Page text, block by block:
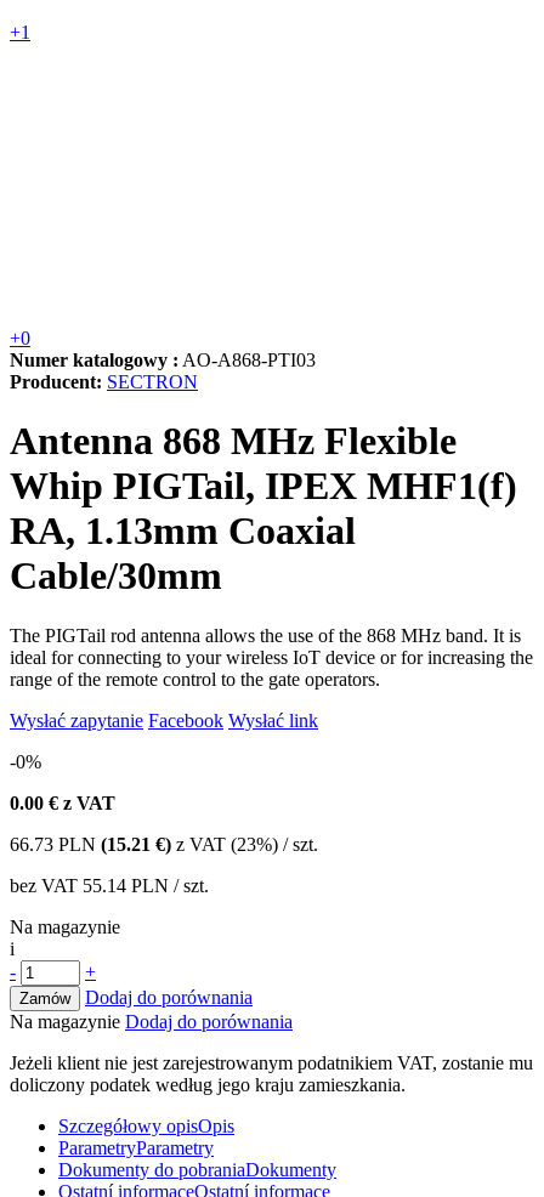
+1
+0
Numer katalogowy : AO-A868-PTI03
Producent: SECTRON
Antenna 868 MHz Flexible
Whip PIGTail, IPEX MHF1(f)
RA, 1.13mm Coaxial
Cable/30mm
The PIGTail rod antenna allows the use of the 868 MHz band. It is
ideal for connecting to your wireless IoT device or for increasing the
range of the remote control to the gate operators.
Wysłać zapytanie Facebook Wysłać link
-0%
0.00 € z VAT
66.73 PLN (15.21 €) z VAT (23%) / szt.
bez VAT 55.14 PLN / szt.
Na magazynie
i
-
+
Zamów
Dodaj do porównania
Na magazynie Dodaj do porównania
Jeżeli klient nie jest zarejestrowanym podatnikiem VAT, zostanie mu
doliczony podatek według jego kraju zamieszkania.
Szczegółowy opisOpis
ParametryParametry
Dokumenty do pobraniaDokumenty
Ostatní informaceOstatní informace